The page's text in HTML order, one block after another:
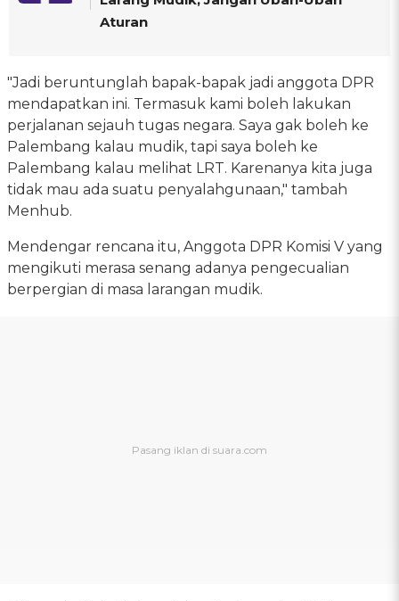
Aturan
"Jadi beruntunglah bapak-bapak jadi anggota DPR
mendapatkan ini. Termasuk kami boleh lakukan
perjalanan sejauh tugas negara. Saya gak boleh ke
Palembang kalau mudik, tapi saya boleh ke
Palembang kalau melihat LRT. Karenanya kita juga
tidak mau ada suatu penyalahgunaan," tambah
Menhub.
Mendengar rencana itu, Anggota DPR Komisi V yang
mengikuti merasa senang adanya pengecualian
berpergian di masa larangan mudik.